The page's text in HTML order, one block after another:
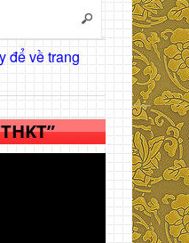
để về trang